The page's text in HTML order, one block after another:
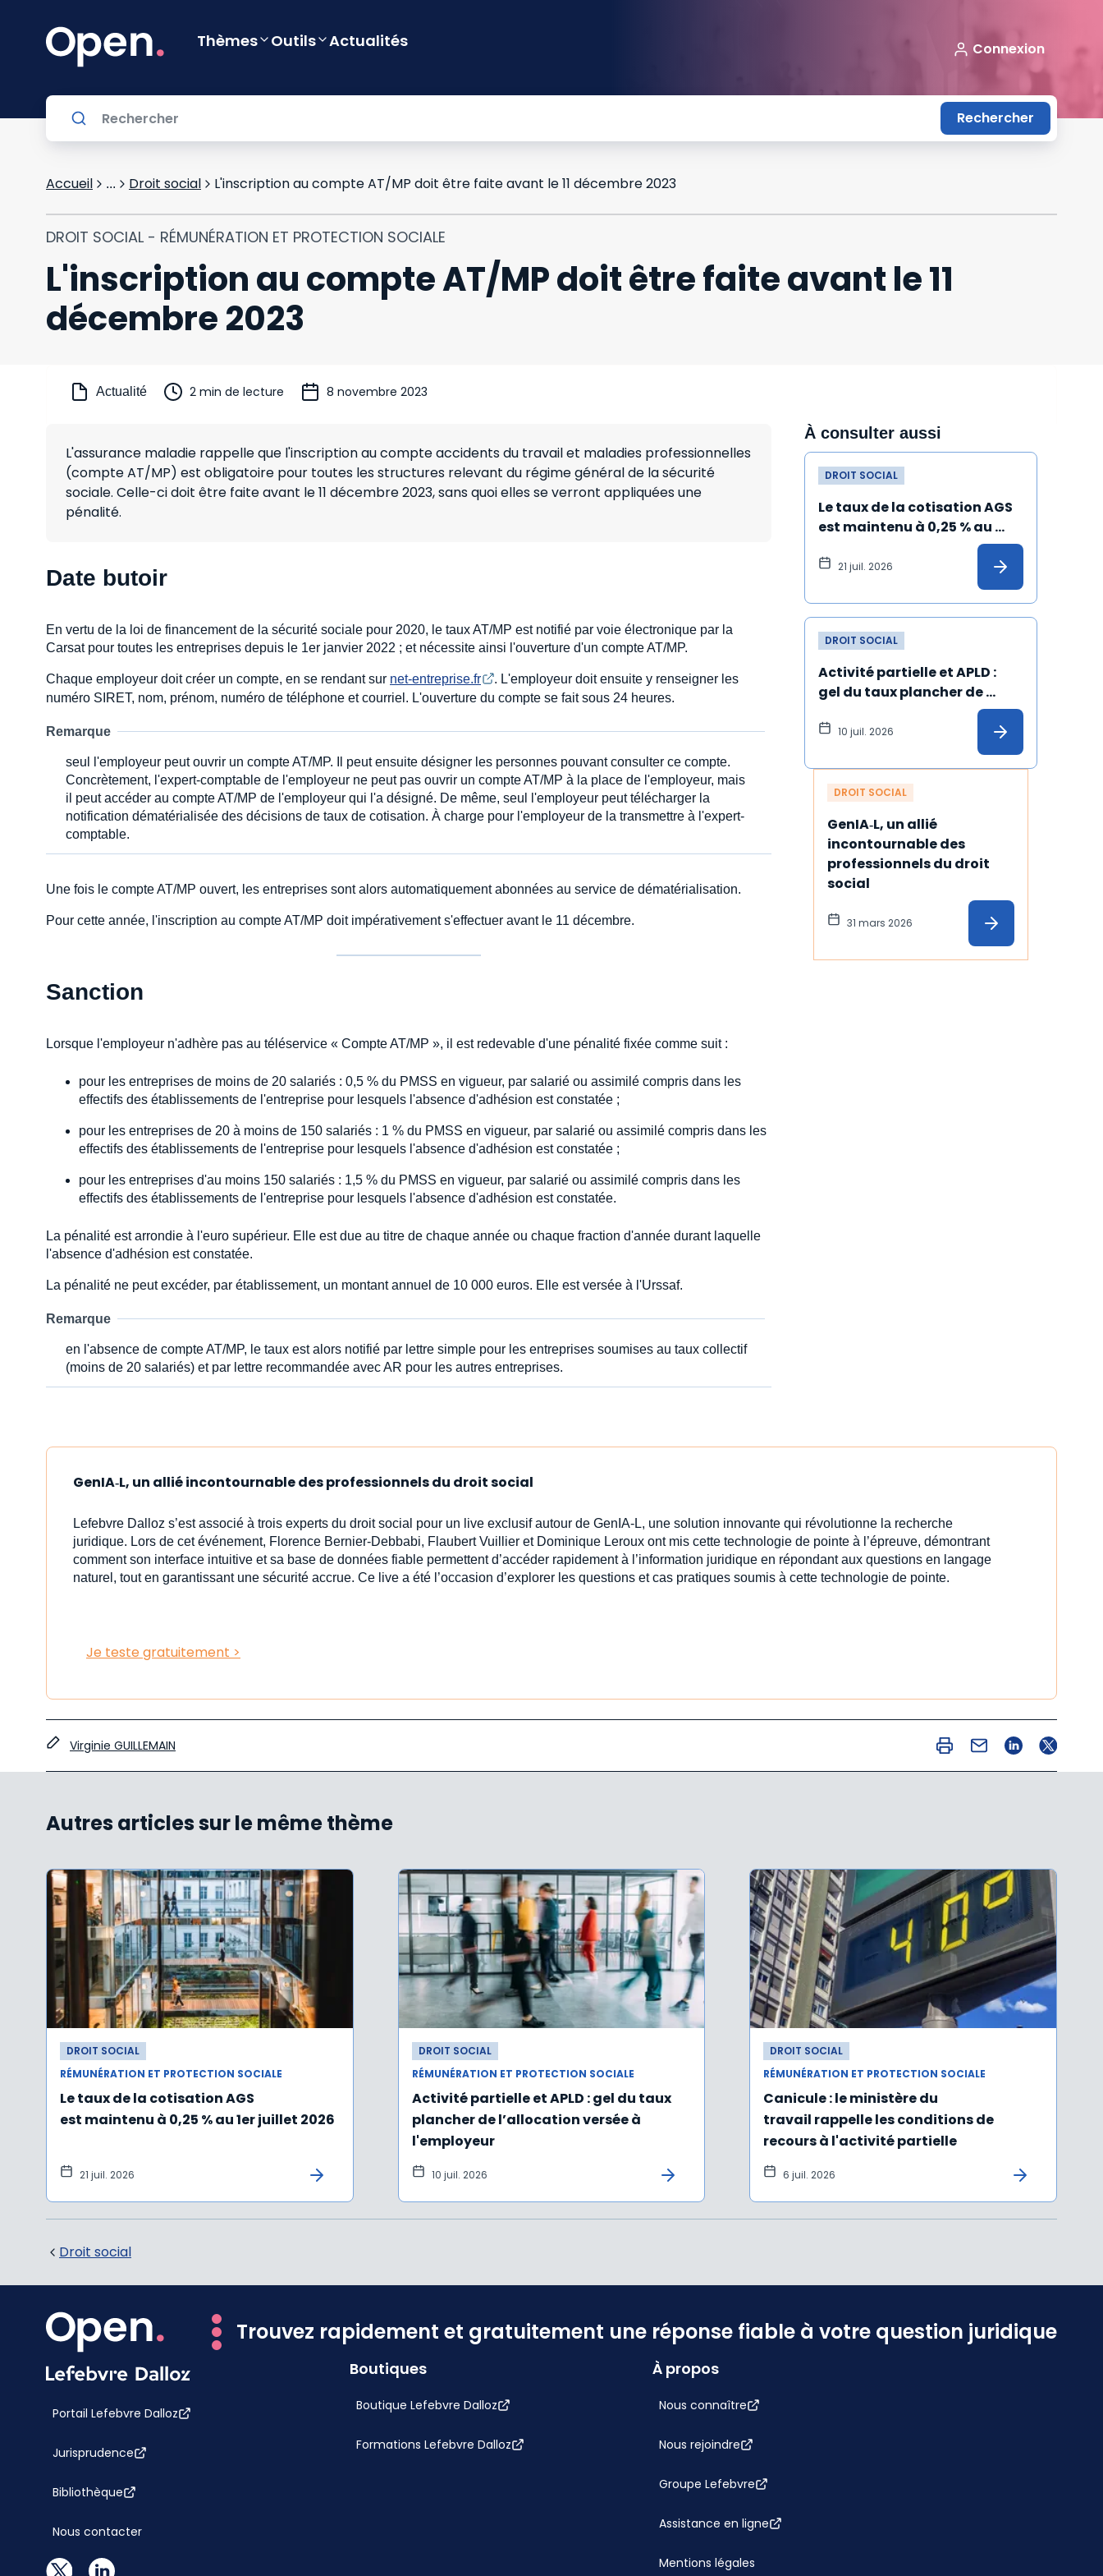
Thèmes Outils Actualités Connexion
Rechercher
Accueil ... Droit social L'inscription au compte AT/MP doit être faite avant le 11 décembre 2023
DROIT SOCIAL - RÉMUNÉRATION ET PROTECTION SOCIALE
L'inscription au compte AT/MP doit être faite avant le 11
décembre 2023
Actualité 2 min de lecture 8 novembre 2023
L'assurance maladie rappelle que l'inscription au compte accidents du travail et maladies professionnelles
(compte AT/MP) est obligatoire pour toutes les structures relevant du régime général de la sécurité
sociale. Celle-ci doit être faite avant le 11 décembre 2023, sans quoi elles se verront appliquées une
pénalité.
Date butoir
En vertu de la loi de financement de la sécurité sociale pour 2020, le taux AT/MP est notifié par voie électronique par la
Carsat pour toutes les entreprises depuis le 1er janvier 2022 ; et nécessite ainsi l'ouverture d'un compte AT/MP.
Chaque employeur doit créer un compte, en se rendant sur net-entreprise.fr
. L'employeur doit ensuite y renseigner les
numéro SIRET, nom, prénom, numéro de téléphone et courriel. L'ouverture du compte se fait sous 24 heures.
Remarque
seul l'employeur peut ouvrir un compte AT/MP. Il peut ensuite désigner les personnes pouvant consulter ce compte.
Concrètement, l'expert-comptable de l'employeur ne peut pas ouvrir un compte AT/MP à la place de l'employeur, mais
il peut accéder au compte AT/MP de l'employeur qui l'a désigné. De même, seul l'employeur peut télécharger la
notification dématérialisée des décisions de taux de cotisation. À charge pour l'employeur de la transmettre à l'expert-
comptable.
Une fois le compte AT/MP ouvert, les entreprises sont alors automatiquement abonnées au service de dématérialisation.
Pour cette année, l'inscription au compte AT/MP doit impérativement s'effectuer avant le 11 décembre.
Sanction
Lorsque l'employeur n'adhère pas au téléservice « Compte AT/MP », il est redevable d'une pénalité fixée comme suit :
pour les entreprises de moins de 20 salariés : 0,5 % du PMSS en vigueur, par salarié ou assimilé compris dans les
effectifs des établissements de l'entreprise pour lesquels l'absence d'adhésion est constatée ;
pour les entreprises de 20 à moins de 150 salariés : 1 % du PMSS en vigueur, par salarié ou assimilé compris dans les
effectifs des établissements de l'entreprise pour lesquels l'absence d'adhésion est constatée ;
pour les entreprises d'au moins 150 salariés : 1,5 % du PMSS en vigueur, par salarié ou assimilé compris dans les
effectifs des établissements de l'entreprise pour lesquels l'absence d'adhésion est constatée.
La pénalité est arrondie à l'euro supérieur. Elle est due au titre de chaque année ou chaque fraction d'année durant laquelle
l'absence d'adhésion est constatée.
La pénalité ne peut excéder, par établissement, un montant annuel de 10 000 euros. Elle est versée à l'Urssaf.
Remarque
en l'absence de compte AT/MP, le taux est alors notifié par lettre simple pour les entreprises soumises au taux collectif
(moins de 20 salariés) et par lettre recommandée avec AR pour les autres entreprises.
À consulter aussi
DROIT SOCIAL
Le taux de la cotisation AGS
est maintenu à 0,25 % au
21 juil. 2026
DROIT SOCIAL
Activité partielle et APLD :
gel du taux plancher de
l'employeur
10 juil. 2026
DROIT SOCIAL
GenIA‑L, un allié
incontournable des
professionnels du droit
social
31 mars 2026
GenIA‑L, un allié incontournable des professionnels du droit social
Lefebvre Dalloz s’est associé à trois experts du droit social pour un live exclusif autour de GenIA‑L, une solution innovante qui révolutionne la recherche
juridique. Lors de cet événement, Florence Bernier-Debbabi, Flaubert Vuillier et Dominique Leroux ont mis cette technologie de pointe à l’épreuve, démontrant
comment son interface intuitive et sa base de données fiable permettent d’accéder rapidement à l’information juridique en répondant aux questions en langage
naturel, tout en garantissant une sécurité accrue. Ce live a été l’occasion d’explorer les questions et cas pratiques soumis à cette technologie de pointe.
Je teste gratuitement >
Virginie GUILLEMAIN
Autres articles sur le même thème
DROIT SOCIAL
RÉMUNÉRATION ET PROTECTION SOCIALE
Le taux de la cotisation AGS
est maintenu à 0,25 % au 1er juillet 2026
21 juil. 2026
DROIT SOCIAL
RÉMUNÉRATION ET PROTECTION SOCIALE
Activité partielle et APLD : gel du taux
plancher de l’allocation versée à
l'employeur
10 juil. 2026
DROIT SOCIAL
RÉMUNÉRATION ET PROTECTION SOCIALE
Canicule : le ministère du
travail rappelle les conditions de
recours à l'activité partielle
6 juil. 2026
Droit social
Trouvez rapidement et gratuitement une réponse fiable à votre question juridique
Portail Lefebvre Dalloz
Jurisprudence
Bibliothèque
Nous contacter
Boutiques
Boutique Lefebvre Dalloz
Formations Lefebvre Dalloz
À propos
Nous connaître
Nous rejoindre
Groupe Lefebvre
Assistance en ligne
Mentions légales